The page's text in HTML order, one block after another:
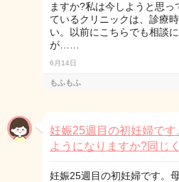
ますか?私は今しようと思
ているクリニックは、診療
い。以前にこちらでも相談
が……
6月14日
もふもふ
妊娠25週目の初妊婦で
ようになりますか?同じ
妊娠25週目の初妊婦です。